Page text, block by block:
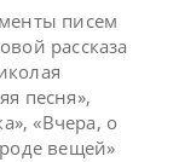
писем
рассказа
песня»,
«Вчера, о
вещей»